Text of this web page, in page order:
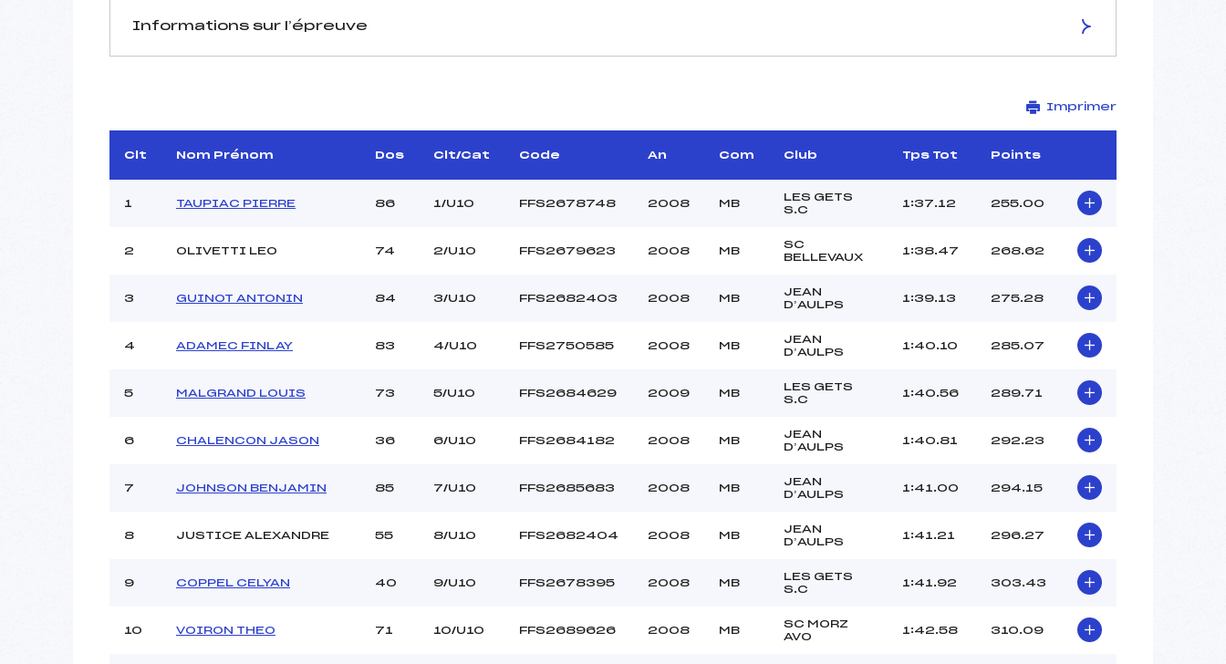
Informations sur l’épreuve
Arbitre :
BONNEPART JEREMY ()
Assistant :
–
NOIRE GAZELLE
Altitude départ :
1735
Altitude arrivée :
2682/01/11
MANCHE 1
Heure de départ :
10H00
Ouvreurs A :
DEGOUT GLWADYS (MB)
Météo :
NUAGEUX
MANCHE 2
Heure de départ :
12H15
Ouvreurs A :
DEGOUT GLWADYS (MB)
Température départ :
Pénalité appliquée :
255.0000
Imprimer
Clt Nom Prénom Dos Clt/Cat Code An Com Club Tps Tot Points
1 TAUPIAC PIERRE 86 1/U10 FFS2678748 2008 MB
LES GETS
S.C
1:37.12 255.00
2 OLIVETTI LEO 74 2/U10 FFS2679623 2008 MB
SC
BELLEVAUX
1:38.47 268.62
3 GUINOT ANTONIN 84 3/U10 FFS2682403 2008 MB
JEAN
D’AULPS
1:39.13 275.28
4 ADAMEC FINLAY 83 4/U10 FFS2750585 2008 MB
JEAN
D’AULPS
1:40.10 285.07
5 MALGRAND LOUIS 73 5/U10 FFS2684629 2009 MB
LES GETS
S.C
1:40.56 289.71
6 CHALENCON JASON 36 6/U10 FFS2684182 2008 MB
JEAN
D’AULPS
1:40.81 292.23
7 JOHNSON BENJAMIN 85 7/U10 FFS2685683 2008 MB
JEAN
D’AULPS
1:41.00 294.15
8 JUSTICE ALEXANDRE 55 8/U10 FFS2682404 2008 MB
JEAN
D’AULPS
1:41.21 296.27
9 COPPEL CELYAN 40 9/U10 FFS2678395 2008 MB
LES GETS
S.C
1:41.92 303.43
10 VOIRON THEO 71 10/U10 FFS2689626 2008 MB
SC MORZ
AVO
1:42.58 310.09